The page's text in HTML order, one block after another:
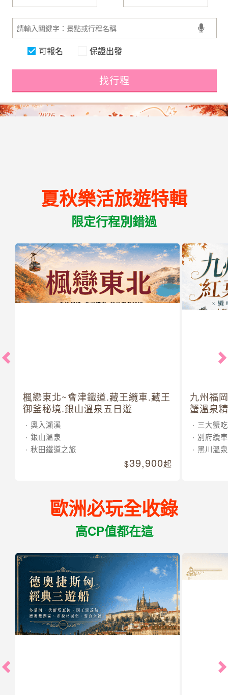
可報名 保證出發
找行程
夏秋樂活旅遊特輯
限定行程別錯過
楓戀東北~會津鐵道.藏王纜車.藏王
御釜秘境.銀山溫泉五日遊
奧入瀨溪
銀山溫泉
秋田鐵道之旅
39,900起
九州福
蟹溫泉
三大蟹
別府纜車
黑川溫泉
歐洲必玩全收錄
高CP值都在這